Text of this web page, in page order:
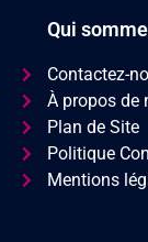
Qui
Contactez-
À propos de
Plan de Site
Politique
Mentions